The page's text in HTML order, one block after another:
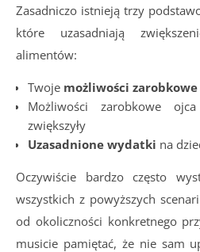
Zasadniczo istnieją trzy
które uzasadniają
alimentów:
Twoje możliwości zarobkowe
Możliwości zarobkowe
zwiększyły
Uzasadnione wydatki na
Oczywiście bardzo często
wszystkich z powyższych
od okoliczności konkretnego
musicie pamiętać, że nie sam